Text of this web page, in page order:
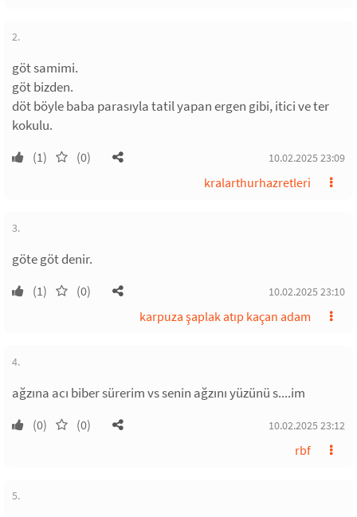
2.
göt samimi.
göt bizden.
döt böyle baba parasıyla tatil yapan ergen gibi, itici ve ter
kokulu.
(1) (0) 10.02.2025 23:09
kralarthurhazretleri
3.
göte göt denir.
(1) (0) 10.02.2025 23:10
karpuza şaplak atıp kaçan adam
4.
ağzına acı biber sürerim vs senin ağzını yüzünü s....im
(0) (0) 10.02.2025 23:12
rbf
5.